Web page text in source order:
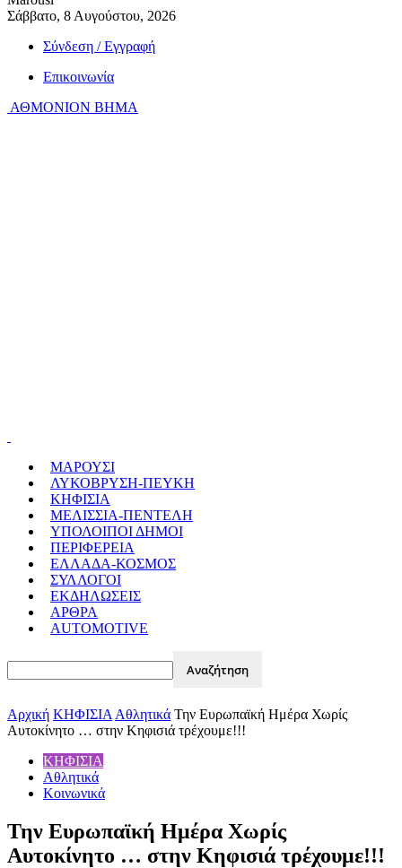
Σάββατο, 8 Αυγούστου, 2026
Σύνδεση / Εγγραφή
Επικοινωνία
ΑΘΜΟΝΙΟΝ ΒΗΜΑ
ΜΑΡΟΥΣΙ
ΛΥΚΟΒΡΥΣΗ-ΠΕΥΚΗ
ΚΗΦΙΣΙΑ
ΜΕΛΙΣΣΙΑ-ΠΕΝΤΕΛΗ
ΥΠΟΛΟΙΠΟΙ ΔΗΜΟΙ
ΠΕΡΙΦΕΡΕΙΑ
ΕΛΛΑΔΑ-ΚΟΣΜΟΣ
ΣΥΛΛΟΓΟΙ
ΕΚΔΗΛΩΣΕΙΣ
ΑΡΘΡΑ
AUTOMOTIVE
Αρχική ΚΗΦΙΣΙΑ Αθλητικά Την Ευρωπαϊκή Ημέρα Χωρίς
Αυτοκίνητο … στην Κηφισιά τρέχουμε!!!
ΚΗΦΙΣΙΑ
Αθλητικά
Κοινωνικά
Την Ευρωπαϊκή Ημέρα Χωρίς
Αυτοκίνητο … στην Κηφισιά τρέχουμε!!!